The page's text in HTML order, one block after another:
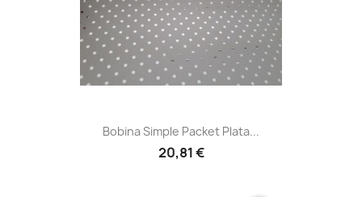
Bobina Simple Packet Plata...
20,81 €